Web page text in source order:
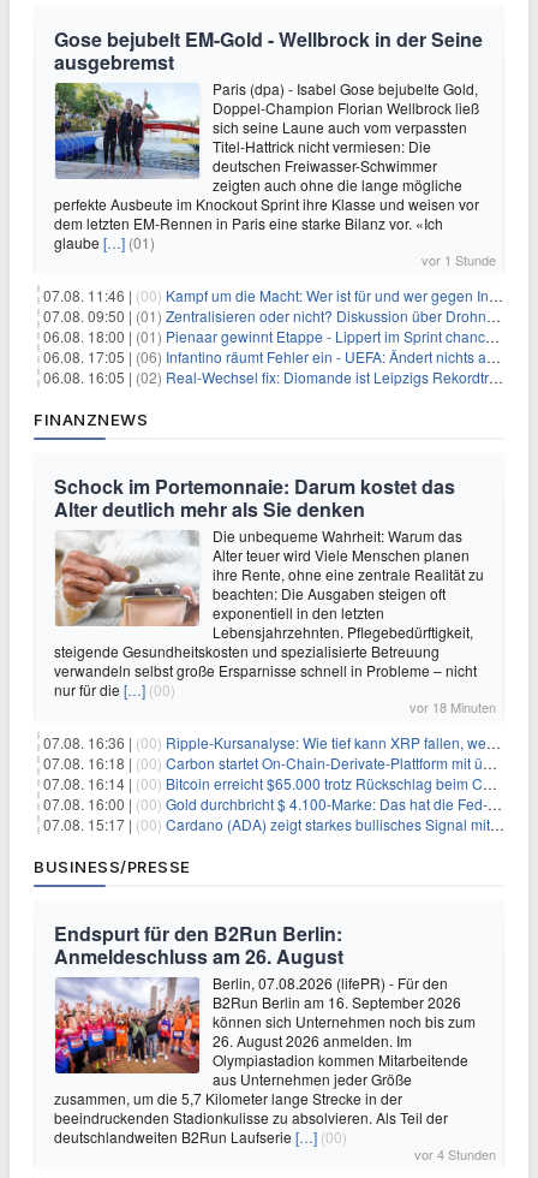
Gose bejubelt EM-Gold - Wellbrock in der Seine
ausgebremst
Paris (dpa) - Isabel Gose bejubelte Gold,
Doppel-Champion Florian Wellbrock ließ
sich seine Laune auch vom verpassten
Titel-Hattrick nicht vermiesen: Die
deutschen Freiwasser-Schwimmer
zeigten auch ohne die lange mögliche
perfekte Ausbeute im Knockout Sprint ihre Klasse und weisen vor
dem letzten EM-Rennen in Paris eine starke Bilanz vor. «Ich
glaube […] (01)
vor 1 Stunde
07.08. 11:46 | (00) Kampf um die Macht: Wer ist für und wer gegen Infantino?
07.08. 09:50 | (01) Zentralisieren oder nicht? Diskussion über Drohnenabwehr
06.08. 18:00 | (01) Pienaar gewinnt Etappe - Lippert im Sprint chancenlos
06.08. 17:05 | (06) Infantino räumt Fehler ein - UEFA: Ändert nichts an Boykott
06.08. 16:05 | (02) Real-Wechsel fix: Diomande ist Leipzigs Rekordtransfer
FINANZNEWS
Schock im Portemonnaie: Darum kostet das
Alter deutlich mehr als Sie denken
Die unbequeme Wahrheit: Warum das
Alter teuer wird Viele Menschen planen
ihre Rente, ohne eine zentrale Realität zu
beachten: Die Ausgaben steigen oft
exponentiell in den letzten
Lebensjahrzehnten. Pflegebedürftigkeit,
steigende Gesundheitskosten und spezialisierte Betreuung
verwandeln selbst große Ersparnisse schnell in Probleme – nicht
nur für die […] (00)
vor 18 Minuten
07.08. 16:36 | (00) Ripple-Kursanalyse: Wie tief kann XRP fallen, wenn die $1-Unterstützung am Wochenende verloren geht?
07.08. 16:18 | (00) Carbon startet On-Chain-Derivate-Plattform mit über 950 Märkten in einem Konto
07.08. 16:14 | (00) Bitcoin erreicht $65.000 trotz Rückschlag beim CLARITY Act und fehlendem US-Iran-Abkommen
07.08. 16:00 | (00) Gold durchbricht $ 4.100-Marke: Das hat die Fed-Entscheidung ausgelöst
07.08. 15:17 | (00) Cardano (ADA) zeigt starkes bullisches Signal mit Potenzial für 200% Kursanstieg
BUSINESS/PRESSE
Endspurt für den B2Run Berlin:
Anmeldeschluss am 26. August
Berlin, 07.08.2026 (lifePR) - Für den
B2Run Berlin am 16. September 2026
können sich Unternehmen noch bis zum
26. August 2026 anmelden. Im
Olympiastadion kommen Mitarbeitende
aus Unternehmen jeder Größe
zusammen, um die 5,7 Kilometer lange Strecke in der
beeindruckenden Stadionkulisse zu absolvieren. Als Teil der
deutschlandweiten B2Run Laufserie […] (00)
vor 4 Stunden